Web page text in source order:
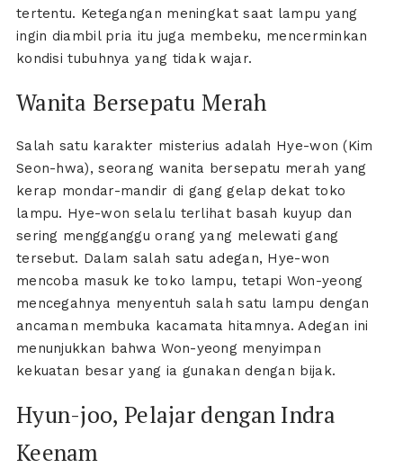
tertentu. Ketegangan meningkat saat lampu yang
ingin diambil pria itu juga membeku, mencerminkan
kondisi tubuhnya yang tidak wajar.
Wanita Bersepatu Merah
Salah satu karakter misterius adalah Hye-won (Kim
Seon-hwa), seorang wanita bersepatu merah yang
kerap mondar-mandir di gang gelap dekat toko
lampu. Hye-won selalu terlihat basah kuyup dan
sering mengganggu orang yang melewati gang
tersebut. Dalam salah satu adegan, Hye-won
mencoba masuk ke toko lampu, tetapi Won-yeong
mencegahnya menyentuh salah satu lampu dengan
ancaman membuka kacamata hitamnya. Adegan ini
menunjukkan bahwa Won-yeong menyimpan
kekuatan besar yang ia gunakan dengan bijak.
Hyun-joo, Pelajar dengan Indra
Keenam